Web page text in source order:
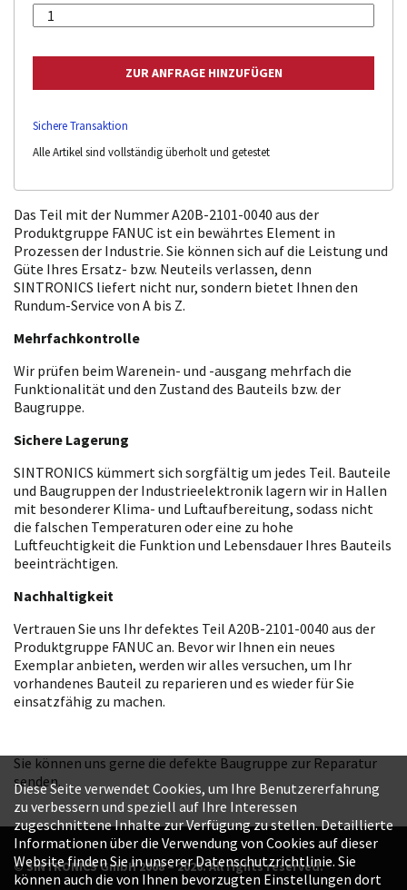
Sichere Transaktion
Alle Artikel sind vollständig überholt und getestet
Das Teil mit der Nummer A20B-2101-0040 aus der
Produktgruppe FANUC ist ein bewährtes Element in
Prozessen der Industrie. Sie können sich auf die Leistung und
Güte Ihres Ersatz- bzw. Neuteils verlassen, denn
SINTRONICS liefert nicht nur, sondern bietet Ihnen den
Rundum-Service von A bis Z.
Mehrfachkontrolle
Wir prüfen beim Warenein- und -ausgang mehrfach die
Funktionalität und den Zustand des Bauteils bzw. der
Baugruppe.
Sichere Lagerung
SINTRONICS kümmert sich sorgfältig um jedes Teil. Bauteile
und Baugruppen der Industrieelektronik lagern wir in Hallen
mit besonderer Klima- und Luftaufbereitung, sodass nicht
die falschen Temperaturen oder eine zu hohe
Luftfeuchtigkeit die Funktion und Lebensdauer Ihres Bauteils
beeinträchtigen.
Nachhaltigkeit
Vertrauen Sie uns Ihr defektes Teil A20B-2101-0040 aus der
Produktgruppe FANUC an. Bevor wir Ihnen ein neues
Exemplar anbieten, werden wir alles versuchen, um Ihr
vorhandenes Bauteil zu reparieren und es wieder für Sie
einsatzfähig zu machen.
Sie können uns gerne die defekte Baugruppe zur Reparatur
senden.
© SINTRONICS GmbH 2008 – 2026. All rights reserved.
Diese Seite verwendet Cookies, um Ihre Benutzererfahrung
zu verbessern und speziell auf Ihre Interessen
zugeschnittene Inhalte zur Verfügung zu stellen. Detaillierte
Informationen über die Verwendung von Cookies auf dieser
Website finden Sie in unserer Datenschutzrichtlinie. Sie
können auch die von Ihnen bevorzugten Einstellungen dort